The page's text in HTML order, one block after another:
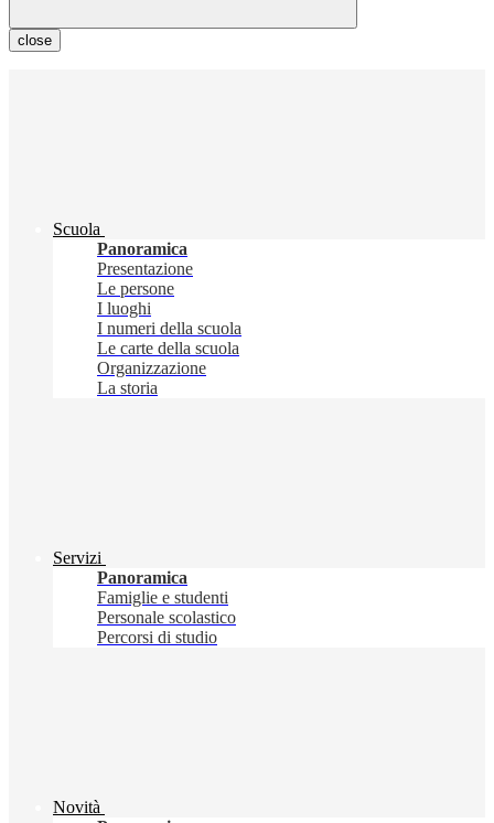
close
Scuola
Panoramica
Presentazione
Le persone
I luoghi
I numeri della scuola
Le carte della scuola
Organizzazione
La storia
Servizi
Panoramica
Famiglie e studenti
Personale scolastico
Percorsi di studio
Novità